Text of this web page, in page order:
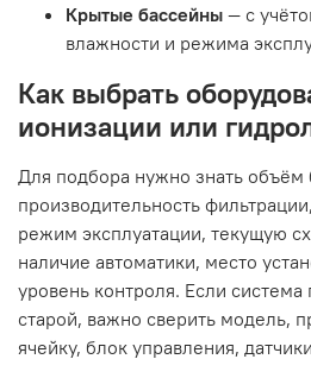
Крытые бассейны — с
влажности и режима
Как выбрать
ионизации или
Для подбора нужно знать объём
производительность
режим эксплуатации, текущую
наличие автоматики, место
уровень контроля. Если система
старой, важно сверить модель,
ячейку, блок управления,